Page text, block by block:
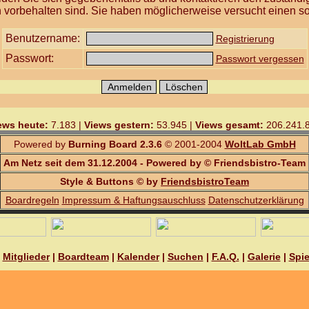
sind. Sie haben möglicherweise versucht einen
Benutzername: Registrierung
Passwort: Passwort vergessen
heute: 7.183 | Views gestern: 53.945 | Views gesamt:
Powered by Burning Board 2.3.6© 2001-2004 WoltLab GmbH
Am Netz seit dem 31.12.2004 - Powered by © Friendsbistro-Team
Style & Buttons © by FriendsbistroTeam
Boardregeln Impressum & Haftungsauschluss Datenschutzerklärung
Mitglieder| Boardteam| Kalender| Suchen | F.A.Q. | Galerie|